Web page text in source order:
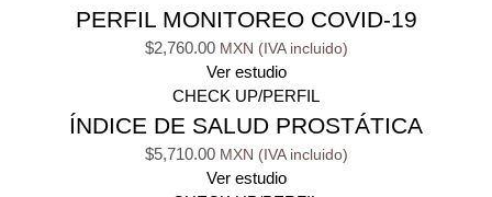
PERFIL MONITOREO COVID-19
$2,760.00
Ver estudio
CHECK UP/PERFIL
ÍNDICE DE SALUD PROSTÁTICA
$5,710.00
Ver estudio